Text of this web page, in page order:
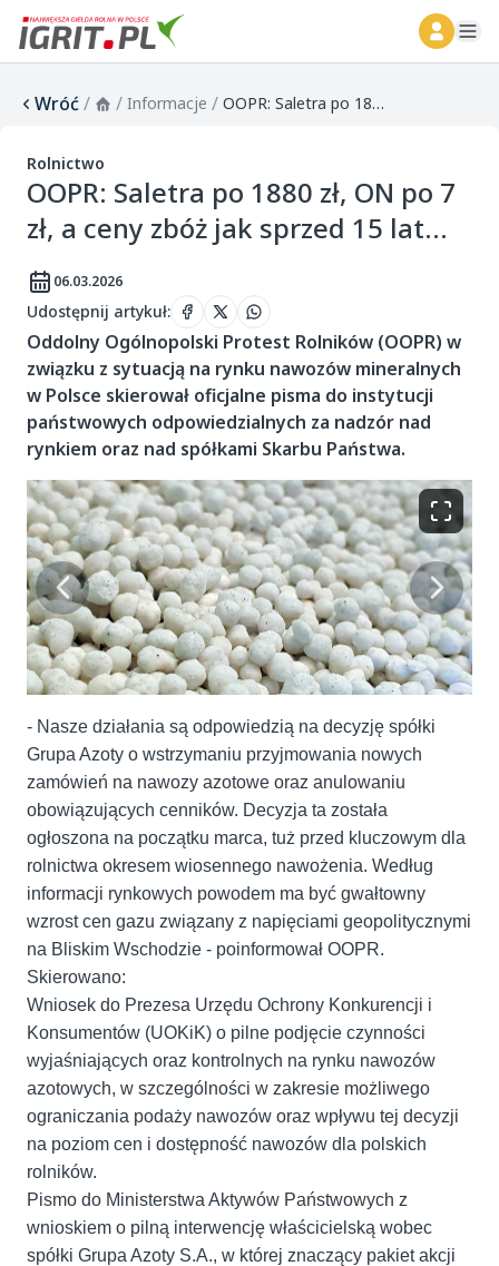
Wróć/ / Informacje / OOPR: Saletra po 1880 zł, ON po 7 zł, a ceny zbóż jak sprzed 15 lat...
Rolnictwo
OOPR: Saletra po 1880 zł, ON po 7
zł, a ceny zbóż jak sprzed 15 lat...
06.03.2026
Udostępnij artykuł:
Oddolny Ogólnopolski Protest Rolników (OOPR) w
związku z sytuacją na rynku nawozów mineralnych
w Polsce skierował oficjalne pisma do instytucji
państwowych odpowiedzialnych za nadzór nad
rynkiem oraz nad spółkami Skarbu Państwa.
- Nasze działania są odpowiedzią na decyzję spółki
Grupa Azoty o wstrzymaniu przyjmowania nowych
zamówień na nawozy azotowe oraz anulowaniu
obowiązujących cenników. Decyzja ta została
ogłoszona na początku marca, tuż przed kluczowym dla
rolnictwa okresem wiosennego nawożenia. Według
informacji rynkowych powodem ma być gwałtowny
wzrost cen gazu związany z napięciami geopolitycznymi
na Bliskim Wschodzie - poinformował OOPR.
Skierowano:
Wniosek do Prezesa Urzędu Ochrony Konkurencji i
Konsumentów (UOKiK) o pilne podjęcie czynności
wyjaśniających oraz kontrolnych na rynku nawozów
azotowych, w szczególności w zakresie możliwego
ograniczania podaży nawozów oraz wpływu tej decyzji
na poziom cen i dostępność nawozów dla polskich
rolników.
Pismo do Ministerstwa Aktywów Państwowych z
wnioskiem o pilną interwencję właścicielską wobec
spółki Grupa Azoty S.A., w której znaczący pakiet akcji